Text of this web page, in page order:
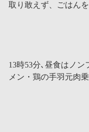
取り敢えず、ごはん
13時53分､昼食はノ
メン・鶏の手羽元肉